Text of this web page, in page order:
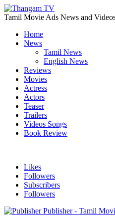
Tamil Movie Ads News and
Home
News
Tamil News
English News
Reviews
Movies
Actress
Actors
Teaser
Trailers
Videos Songs
Book Review
Likes
Followers
Subscribers
Followers
Publisher - Tamil